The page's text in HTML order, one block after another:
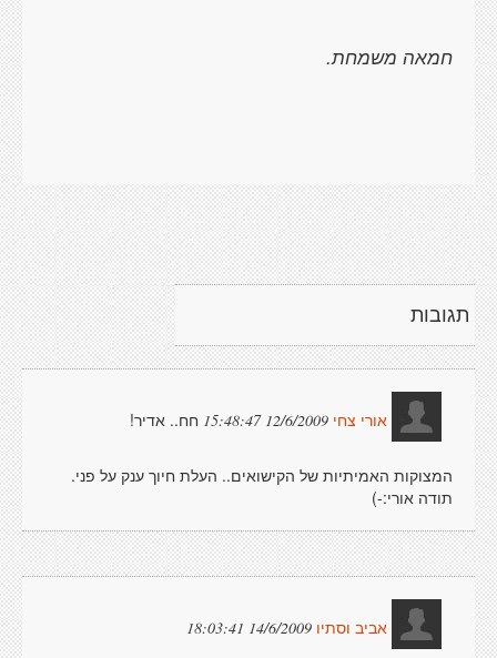
חמאה משמחת.
תגובות
אורי צחי 12/6/2009 15:48:47 חח.. אדיר!
המצוקות האמיתיות של הקישואים.. העלת חיוך ענק על פני.
תודה אורי:-)
אביב וסתיו 14/6/2009 18:03:41